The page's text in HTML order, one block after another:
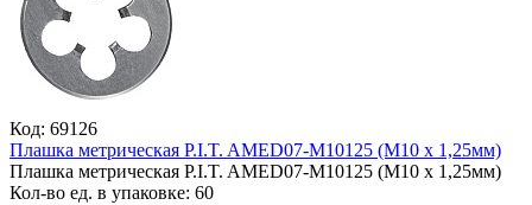
Код: 69126
Плашка метрическая P.I.T. AMED07-M10125 (M10 x 1,25мм)
Плашка метрическая P.I.T. AMED07-M10125 (M10 x 1,25мм)
Кол-во ед. в упаковке: 60